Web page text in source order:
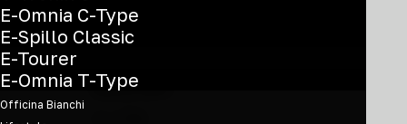
E-Omnia C-Type
E-Spillo Classic
E-Tourer
E-Omnia T-Type
Officina Bianchi
Questo
prodotto
ha
Nitron